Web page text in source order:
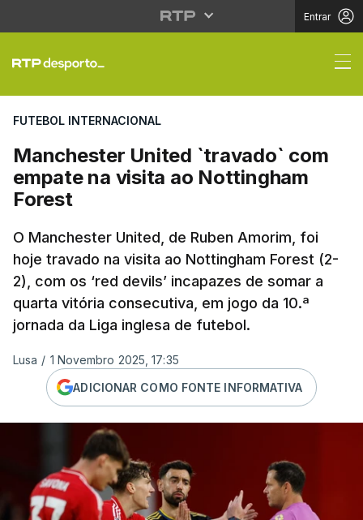
Entrar
Manchester United
FUTEBOL INTERNACIONAL
Manchester United `travado` com
empate na visita ao Nottingham
Forest
O Manchester United, de Ruben Amorim, foi
hoje travado na visita ao Nottingham Forest (2-
2), com os ‘red devils’ incapazes de somar a
quarta vitória consecutiva, em jogo da 10.ª
jornada da Liga inglesa de futebol.
Lusa / 1 Novembro 2025, 17:35
ADICIONAR COMO FONTE INFORMATIVA